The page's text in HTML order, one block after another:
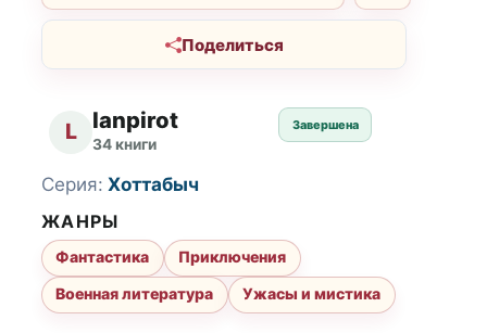
Поделиться
L lanpirot
34 книги
Завершена
Серия: Хоттабыч
ЖАНРЫ
Фантастика
Приключения
Военная литература
Ужасы и мистика